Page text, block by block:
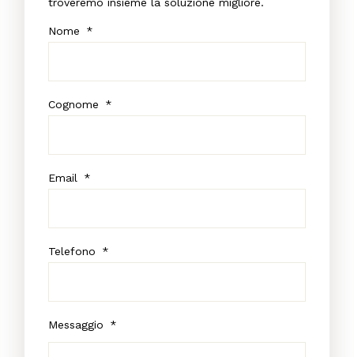
Nome *
Cognome *
Email *
Telefono *
Messaggio *